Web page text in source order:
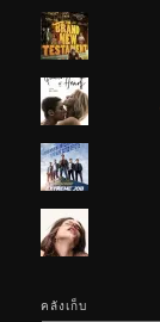
คลังเก็บ